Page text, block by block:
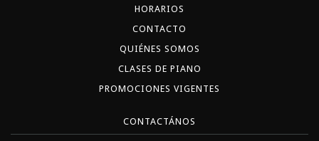
HORARIOS
CONTACTO
QUIÉNES SOMOS
CLASES DE PIANO
PROMOCIONES VIGENTES
CONTACTÁNOS